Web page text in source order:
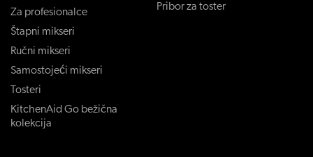
Za profesionalce
Štapni mikseri
Ručni mikseri
Samostojeći mikseri
Tosteri
KitchenAid Go bežična
kolekcija
Pribor za toster